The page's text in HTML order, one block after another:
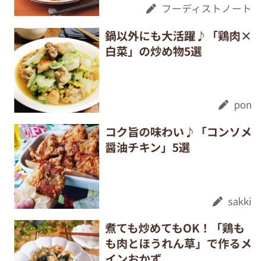
フーディストノート
鍋以外にも大活躍♪「鶏肉×
白菜」の炒め物5選
pon
コク旨の味わい♪「コンソメ
醤油チキン」5選
sakki
煮ても炒めてもOK！「鶏も
も肉とほうれん草」で作るメ